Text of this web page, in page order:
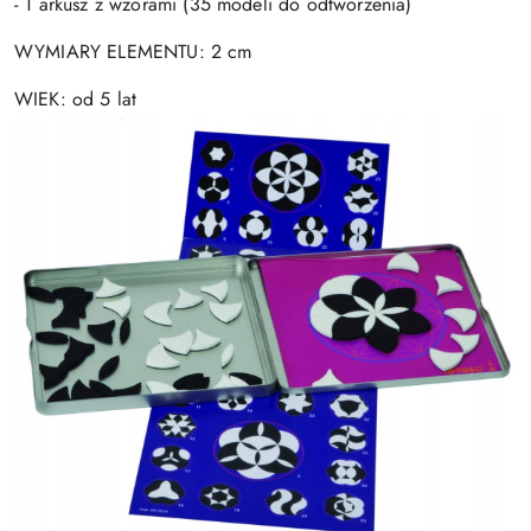
WYMIARY ELEMENTU: 2 cm
WIEK: od 5 lat